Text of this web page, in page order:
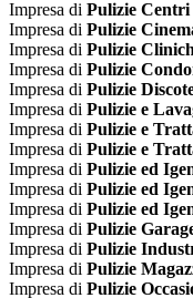
Impresa di Pulizie
Impresa di Pulizie
Impresa di Pulizie
Impresa di Pulizie
Impresa di Pulizie
Impresa di Pulizie e
Impresa di Pulizie e
Impresa di Pulizie e
Impresa di Pulizie ed
Impresa di Pulizie ed
Impresa di Pulizie ed
Impresa di Pulizie
Impresa di Pulizie
Impresa di Pulizie
Impresa di Pulizie